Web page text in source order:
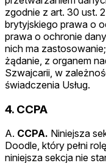
zgodnie z art. 30 ust.
brytyjskiego prawa o
prawa o ochronie
nich ma
żądanie, z organem
Szwajcarii, w
świadczenia Usług.
4. CCPA
A. CCPA. Niniejsza
Doodle, który pełni
niniejsza sekcja nie